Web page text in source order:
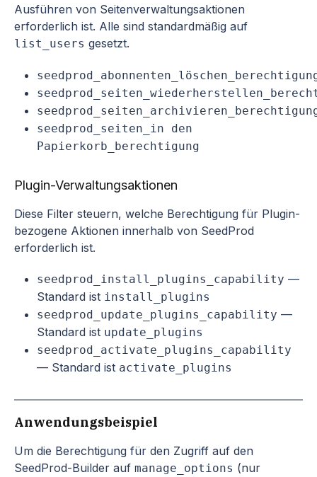
Ausführen von Seitenverwaltungsaktionen
erforderlich ist. Alle sind standardmäßig auf
list_users gesetzt.
seedprod_seiten_in den
Papierkorb_berechtigung
Plugin-Verwaltungsaktionen
Diese Filter steuern, welche Berechtigung für Plugin-
bezogene Aktionen innerhalb von SeedProd
erforderlich ist.
seedprod_install_plugins_capability —
Standard ist install_plugins
seedprod_update_plugins_capability —
Standard ist update_plugins
seedprod_activate_plugins_capability
— Standard ist activate_plugins
Anwendungsbeispiel
Um die Berechtigung für den Zugriff auf den
SeedProd-Builder auf manage_options (nur